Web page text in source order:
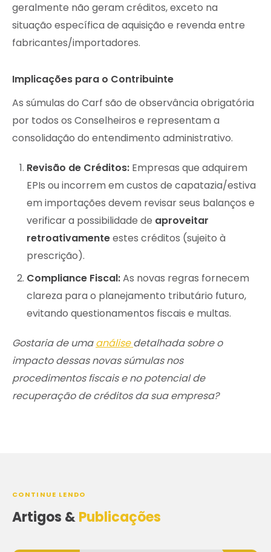
geralmente não geram créditos, exceto na
situação específica de aquisição e revenda entre
fabricantes/importadores.
Implicações para o Contribuinte
As súmulas do Carf são de observância obrigatória
por todos os Conselheiros e representam a
consolidação do entendimento administrativo.
Revisão de Créditos: Empresas que adquirem
EPIs ou incorrem em custos de capatazia/estiva
em importações devem revisar seus balanços e
verificar a possibilidade de aproveitar
retroativamenteestes créditos (sujeito à
prescrição).
Compliance Fiscal:As novas regras fornecem
clareza para o planejamento tributário futuro,
evitando questionamentos fiscais e multas.
Gostaria de umaanálisedetalhada sobre o
impacto dessas novas súmulas nos
procedimentos fiscais e no potencial de
recuperação de créditos da sua empresa?
CONTINUE LENDO
Artigos &Publicações